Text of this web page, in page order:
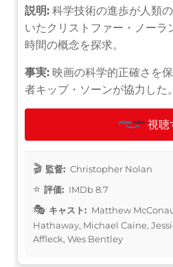
説明: 科学技術の進歩が人類
いたクリストファー・ノーラ
時間の概念を探求。
事実: 映画の科学的正確さを
者キップ・ソーンが協力した。
視聴
監督: Christopher Nolan
評価: IMDb 8.7
キャスト: Matthew
Hathaway, Michael Caine,
Affleck, Wes Bentley